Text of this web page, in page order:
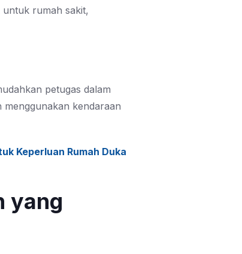
rumah sakit,
petugas dalam
kendaraan
Keperluan Rumah Duka
yang